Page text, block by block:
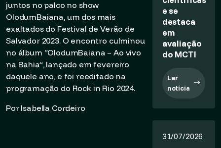
juntos no palco no show
OlodumBaiana, um dos mais
exaltados do Festival de Verão de
Salvador 2023. O encontro culminou
no álbum “OlodumBaiana – Ao vivo
na Bahia”, lançado em fevereiro
daquele ano, e foi reeditado na
programação do Rock in Rio 2024.
Por Isabella Cordeiro
e se
destaca
em
avaliação
do MCTI
Ler
notícia
31/07/2026